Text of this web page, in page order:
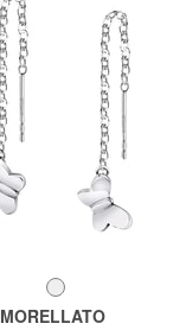
MORELLATO